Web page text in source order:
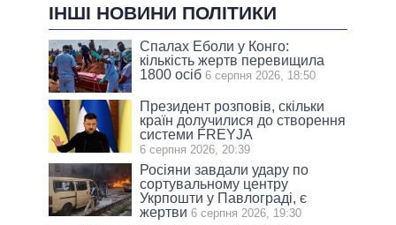
ІНШІ НОВИНИ ПОЛІТИКИ
Спалах Еболи у Конго:
кількість жертв перевищила
1800 осіб 6 серпня 2026, 18:50
Президент розповів, скільки
країн долучилися до створення
системи FREYJA
6 серпня 2026, 20:39
Росіяни завдали удару по
сортувальному центру
Укрпошти у Павлограді, є
жертви 6 серпня 2026, 19:30